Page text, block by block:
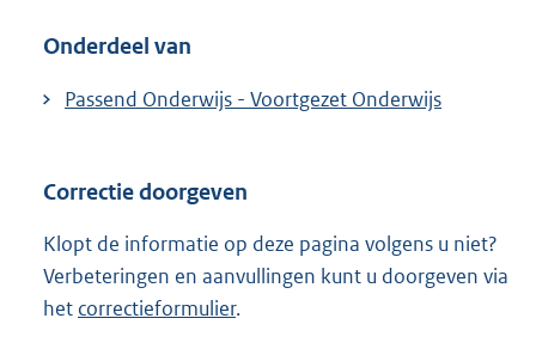
Onderdeel van
Passend Onderwijs - Voortgezet Onderwijs
Correctie doorgeven
Klopt de informatie op deze pagina volgens u niet?
Verbeteringen en aanvullingen kunt u doorgeven via
het correctieformulier.